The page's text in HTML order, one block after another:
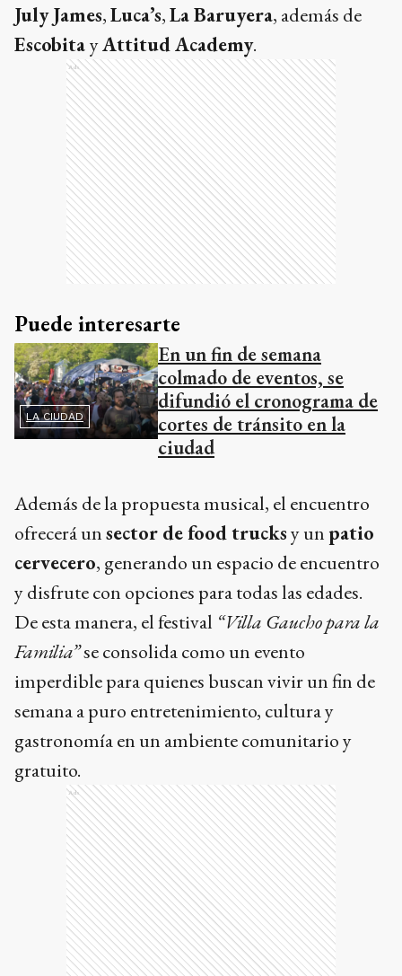
July James,Luca’s,La Baruyera, además de
EscobitayAttitud Academy.
Ads
Puede interesarte
LA CIUDAD
En un fin de semana
colmado de eventos, se
difundió el cronograma de
cortes de tránsito en la
ciudad
Además de la propuesta musical, el encuentro
ofrecerá unsector de food trucksy un patio
cervecero, generando un espacio de encuentro
y disfrute con opciones para todas las edades.
De esta manera, el festival “Villa Gaucho para la
Familia”se consolida como un evento
imperdible para quienes buscan vivir un fin de
semana a puro entretenimiento, cultura y
gastronomía en un ambiente comunitario y
gratuito.
Ads